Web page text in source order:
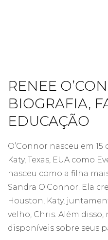
RENEE
BIOGRAFIA,
EDUCAÇÃO
O’Connor nasceu em 15
Katy, Texas, EUA como
nasceu como a filha
Sandra O'Connor. Ela
Houston, Katy,
velho, Chris. Além
disponíveis sobre seus